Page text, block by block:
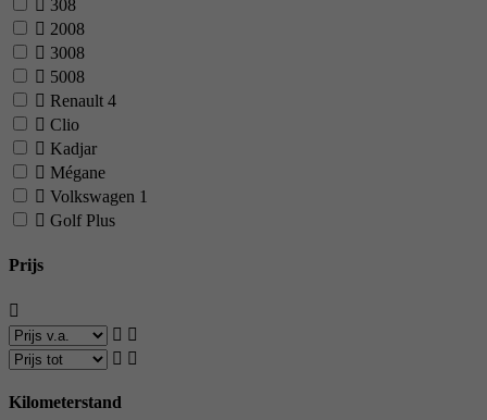
308
2008
3008
5008
Renault 4
Clio
Kadjar
Mégane
Volkswagen 1
Golf Plus
Prijs
Kilometerstand